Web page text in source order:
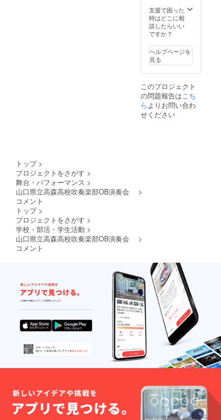
支援で困った
時はどこに相
談したらいい
ですか？
ヘルプページを
見る
このプロジェクト
の問題報告はこち
らよりお問い合わ
せください
トップ >
プロジェクトをさがす >
舞台・パフォーマンス >
山口県立高森高校吹奏楽部OB演奏会
>
コメント
トップ >
プロジェクトをさがす >
学校・部活・学生活動 >
山口県立高森高校吹奏楽部OB演奏会
>
コメント